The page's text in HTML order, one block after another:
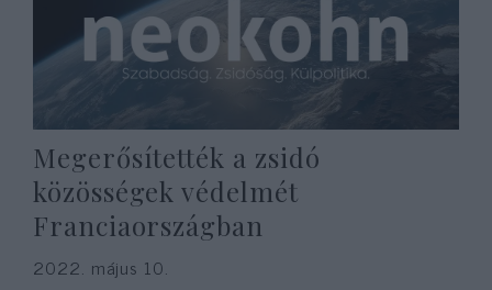
Megerősítették a zsidó
közösségek védelmét
Franciaországban
2022. május 10.